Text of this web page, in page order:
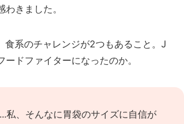
きました。
系のチャレンジが2つもあること。J
ードファイターになったのか。
私、そんなに胃袋のサイズに自信が